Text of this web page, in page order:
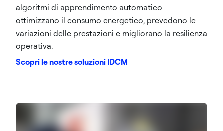
algoritmi di apprendimento automatico
ottimizzano il consumo energetico, prevedono le
variazioni delle prestazioni e migliorano la resilienza
operativa.
Scopri le nostre soluzioni IDCM